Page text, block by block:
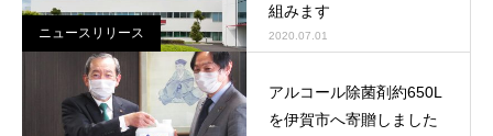
ニュースリリース
組みます
2020.07.01
アルコール除菌剤約650L
を伊賀市へ寄贈しました